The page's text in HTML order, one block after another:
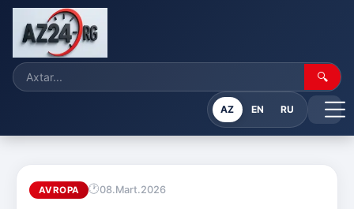
🔍
AZ EN RU
AVROPA 08.Mart.2026